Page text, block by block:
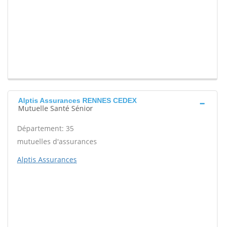
Alptis Assurances RENNES CEDEX
Mutuelle Santé Sénior
Département: 35
mutuelles d'assurances
Alptis Assurances